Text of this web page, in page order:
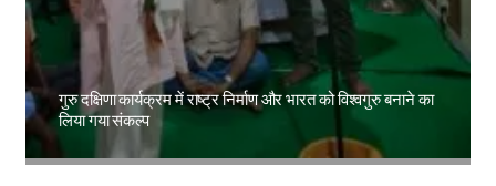
गुरु दक्षिणा कार्यक्रम में राष्ट्र निर्माण और भारत को विश्वगुरु बनाने का
लिया गया संकल्प